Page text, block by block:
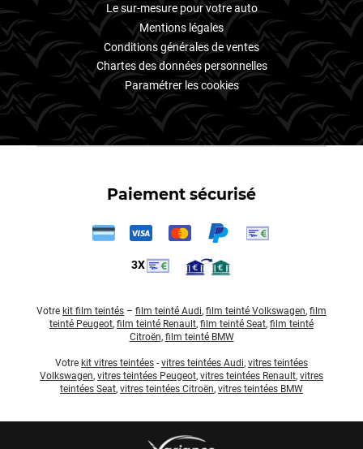
Le sur-mesure pour votre auto
Mentions légales
Conditions générales de ventes
Chartes des données personnelles
Paramétrer les cookies
Paiement sécurisé
3X
Votre kit film teintés – film teinté Audi, film teinté Volkswagen, film
teinté Peugeot, film teinté Renault, film teinté Seat, film teinté
Citroën, film teinté BMW
Votre kit vitres teintées - vitres teintées Audi, vitres teintées
Volkswagen, vitres teintées Peugeot, vitres teintées Renault, vitres
teintées Seat, vitres teintées Citroën, vitres teintées BMW